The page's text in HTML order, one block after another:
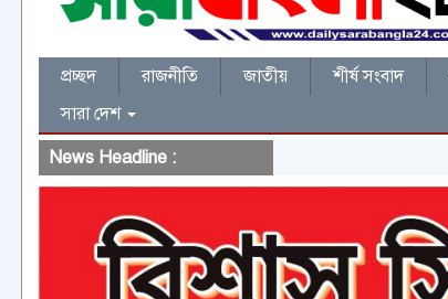
প্রচ্ছদ রাজনীতি জাতীয় শীর্ষ সংবাদ
সারা দেশ
News Headline :